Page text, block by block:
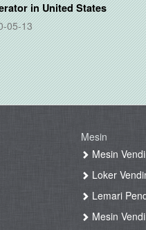
inUnited States
05-13
Mesin
Mesin
Loker
Lemari
Mesin